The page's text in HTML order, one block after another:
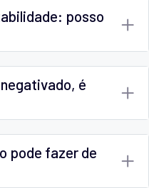
posso
é
pode fazer de